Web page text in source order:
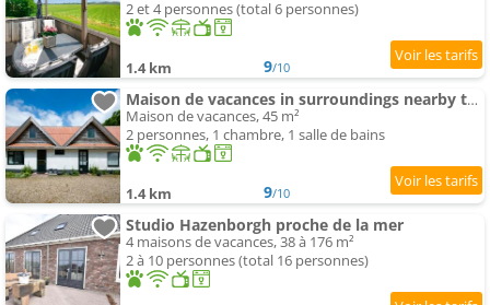
2 et 4 personnes (total 6 personnes)
1.4 km 9/10
Maison de vacances in surroundings nearby the coast
Maison de vacances, 45 m²
2 personnes, 1 chambre, 1 salle de bains
1.4 km 9/10
Studio Hazenborgh proche de la mer
4 maisons de vacances, 38 à 176 m²
2 à 10 personnes (total 16 personnes)